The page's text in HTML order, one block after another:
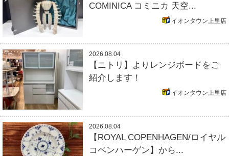
COMINICA コミニカ 天空...
イオンタウン上里店
2026.08.04
【ニトリ】よりレンジボードをご
紹介します！
イオンタウン上里店
2026.08.04
【ROYAL COPENHAGEN/ロイヤル
コペンハーゲン】から...